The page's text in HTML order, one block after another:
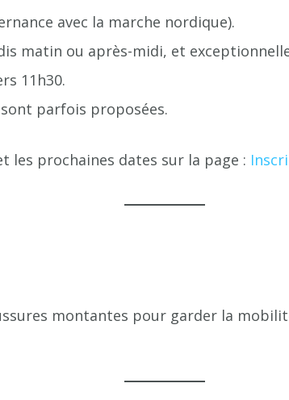
avec la marche nordique).
matin ou après-midi, et
11h30.
parfois proposées.
prochaines dates sur la page :
montantes pour garder la